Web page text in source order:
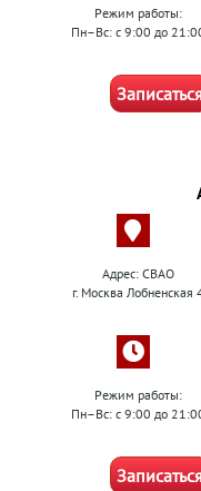
Режим работы:
Пн–Вс: с 9:00 до
Адрес: СВАО
г. Москва Лобненская
Режим работы:
Пн–Вс: с 9:00 до